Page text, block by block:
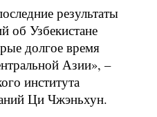
результаты
об Узбекистане
долгое время
Азии», –
института
Ци Чжэньхун.